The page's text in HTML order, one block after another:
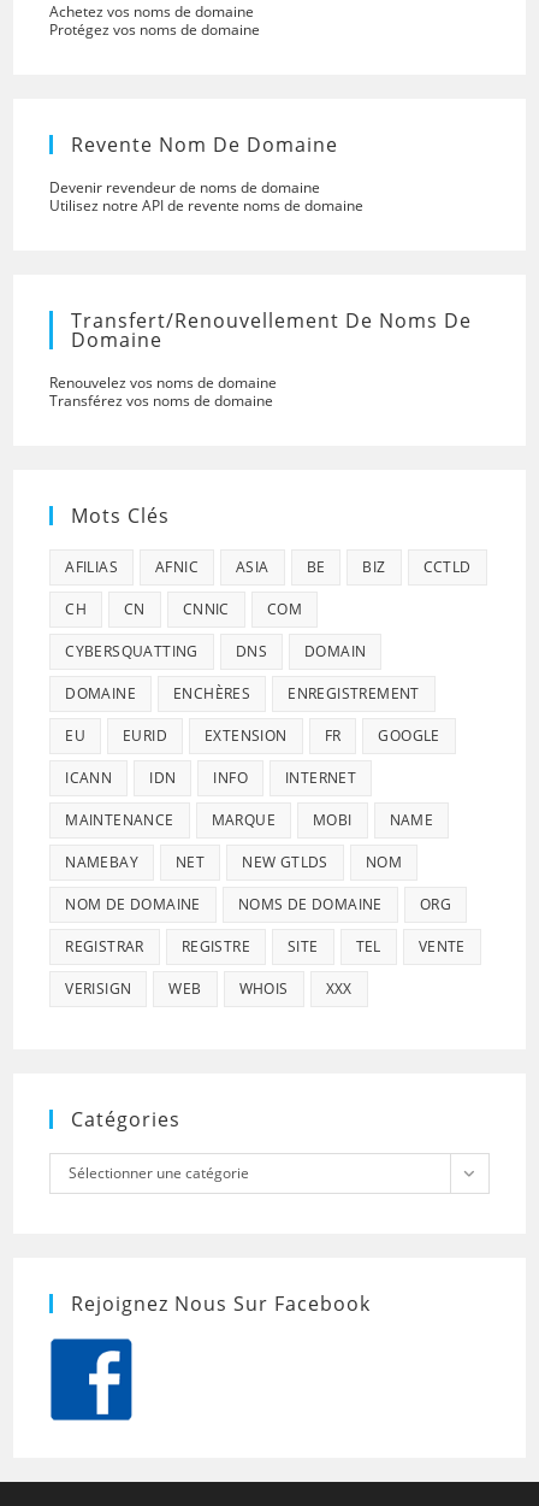
Achetez vos noms de domaine
Protégez vos noms de domaine
Revente Nom De Domaine
Devenir revendeur de noms de domaine
Utilisez notre API de revente noms de domaine
Transfert/renouvellement De Noms De
Domaine
Renouvelez vos noms de domaine
Transférez vos noms de domaine
Mots Clés
AFILIAS AFNIC ASIA BE BIZ CCTLD
CH CN CNNIC COM
CYBERSQUATTING DNS DOMAIN
DOMAINE ENCHÈRES ENREGISTREMENT
EU EURID EXTENSION FR GOOGLE
ICANN IDN INFO INTERNET
MAINTENANCE MARQUE MOBI NAME
NAMEBAY NET NEW GTLDS NOM
NOM DE DOMAINE NOMS DE DOMAINE ORG
REGISTRAR REGISTRE SITE TEL VENTE
VERISIGN WEB WHOIS XXX
Catégories
Catégories
Sélectionner une catégorie
Rejoignez Nous Sur Facebook